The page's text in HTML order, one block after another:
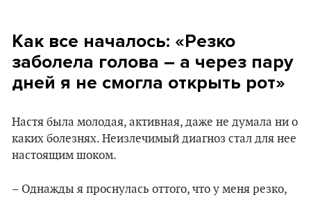
Как все началось: «Резко
заболела голова – а через пару
дней я не смогла открыть рот»
Настя была молодая, активная, даже не думала ни о
каких болезнях. Неизлечимый диагноз стал для нее
настоящим шоком.
– Однажды я проснулась оттого, что у меня резко,